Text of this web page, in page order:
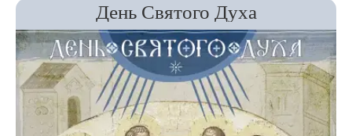
День Святого Духа